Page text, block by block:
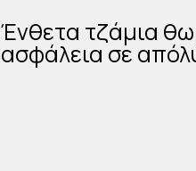
Ένθετα τζάμια
ασφάλεια σε